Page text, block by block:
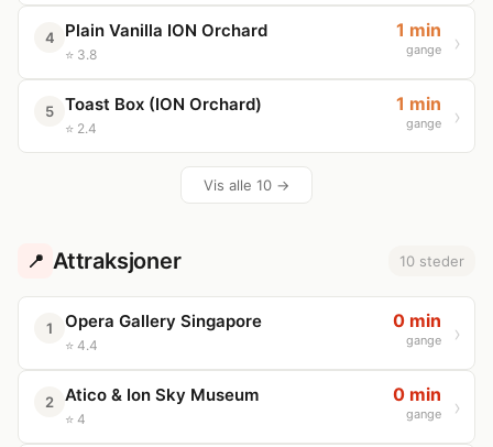
4 Plain Vanilla ION Orchard
⭐ 3.8
1 min
gange
5 Toast Box (ION Orchard)
⭐ 2.4
1 min
gange
Vis alle 10 →
📍 Attraksjoner 10 steder
1 Opera Gallery Singapore
⭐ 4.4
0 min
gange
2 Atico & Ion Sky Museum
⭐ 4
0 min
gange